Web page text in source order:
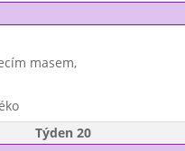
masem,
Týden 20